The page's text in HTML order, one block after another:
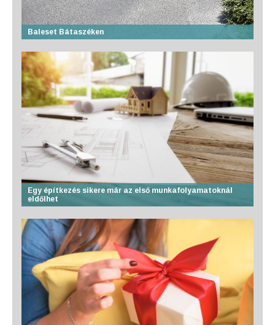
Baleset Bátaszéken
Egy építkezés sikere már az első munkafolyamatoknál
eldőlhet